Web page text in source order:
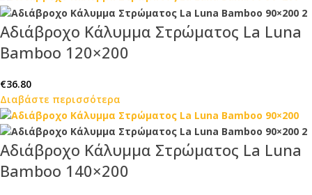
Αδιάβροχο Κάλυμμα Στρώματος La Luna
Bamboo 120×200
€36.80
Διαβάστε περισσότερα
Αδιάβροχο Κάλυμμα Στρώματος La Luna
Bamboo 140×200